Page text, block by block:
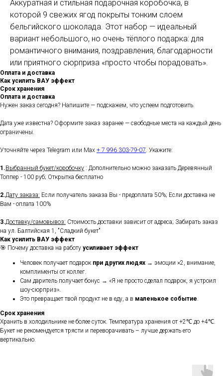
Аккуратная и стильная подарочная коробочка, в
которой 9 свежих ягод покрыты тонким слоем
бельгийского шоколада. Этот набор — идеальный
вариант небольшого, но очень тёплого подарка: для
романтичного внимания, поздравления, благодарности
или приятного сюрприза «просто чтобы порадовать».
Оплата и доставка
Как усилить ВАУ эффект
Срок хранения
Оплата и доставка
Нужен заказ сегодня? Напишите — подскажем, что успеем подготовить.
Дата уже известна? Оформите заказ заранее — свободные места на каждый день
ограничены.
Уточняйте через Telegram или Max + 7 996 303-79-07. Укажите:
1.Выбранный букет/коробочку : Дополнительно можно заказать Деревянный
Топпер - 100 руб; Открытка бесплатно
2.Дату заказа: Если получатель заказа Вы - предоплата 50%; Если доставка не
Вам - оплата 100%
3.Доставку/самовывоз: Стоимость доставки зависит от адреса; Забирать заказ
на ул. Балтийская 1, "Сладкий букет"
Как усилить ВАУ эффект
🎯 Почему доставка на работу усиливает эффект
Человек получает подарок при других людях → эмоции ×2, внимание,
комплименты от коллег.
Сам даритель получает бонус → «Я не просто сделал подарок, я устроил
шоу-сюрприз».
Это превращает твой продукт не в еду, а в маленькое событие.
Срок хранения
Хранить в холодильнике не более суток. Температура хранения от +2℃ до +4℃.
Букет не рекомендуется трясти и переворачивать – лучше держать его
вертикально.